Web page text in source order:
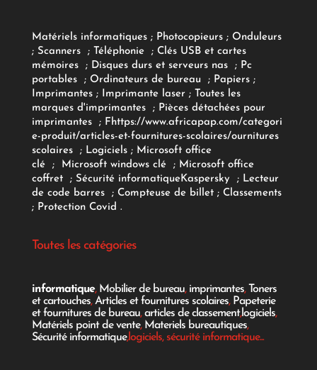
Matériels informatiques; Photocopieurs; Onduleurs
; Scanners ; Téléphonie ; Clés USB et cartes
mémoires
; Disques durs et serveurs nas ; Pc
portables
; Ordinateurs de bureau ; Papiers;
Imprimantes;Imprimante laser; Toutes les
marques d'imprimantes
; Pièces détachées pour
imprimantes
; F https://www.africapap.com/categori
e-produit/articles-et-fournitures-scolaires/ournitures
scolaires; Logiciels ; Microsoft office
clé
; Microsoft windows clé; Microsoft office
coffret ; Sécurité informatiqueKaspersky ; Lecteur
de code barres
; Compteuse de billet; Classements
; Protection Covid .
Toutes les catégories
informatique, Mobilier de bureau, imprimantes, Toners
et cartouches,Articles et fournitures scolaires, Papeterie
et fournitures de bureau,articles de classement,logiciels,
Matériels point de vente, Materiels bureautiques,
Sécurité informatique,logiciels, sécurité informatique...